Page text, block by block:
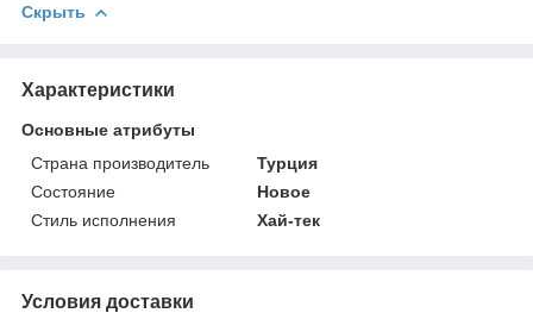
Скрыть
Характеристики
Основные атрибуты
Страна производитель
Турция
Состояние
Новое
Стиль исполнения
Хай-тек
Условия доставки